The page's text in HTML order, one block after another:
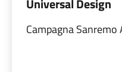
Campagna Sanremo